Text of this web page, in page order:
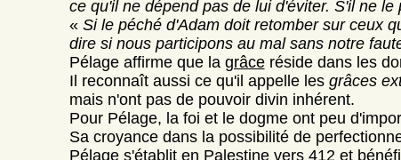
ce qu'il ne dépend pas de lui d'éviter. S'il ne
« Si le péché d'Adam doit retomber sur ceux
dire si nous participons au mal sans notre
Pélage affirme que la grâceréside dans les
Il reconnaît aussi ce qu'il appelle les grâces
mais n'ont pas de pouvoir divin inhérent.
Pour Pélage, la foi et le dogme ont peu
Sa croyance dans la possibilité de
Pélage s'établit en Palestine vers 412 et